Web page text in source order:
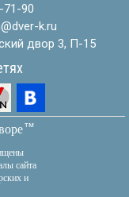
71-90
k.ru
двор 3, П-15
тм
сайта
и